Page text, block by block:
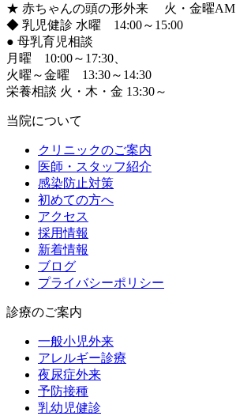
★ 赤ちゃんの頭の形外来 火・金曜AM
◆ 乳児健診 水曜 14:00～15:00
● 母乳育児相談
月曜 10:00～17:30、
火曜～金曜 13:30～14:30
栄養相談 火・木・金 13:30～
当院について
クリニックのご案内
医師・スタッフ紹介
感染防止対策
初めての方へ
アクセス
採用情報
新着情報
ブログ
プライバシーポリシー
診療のご案内
一般小児外来
アレルギー診療
夜尿症外来
予防接種
乳幼児健診